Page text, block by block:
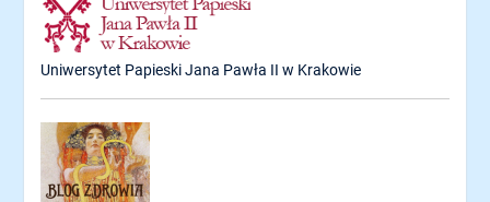
Uniwersytet Papieski Jana Pawła II w Krakowie